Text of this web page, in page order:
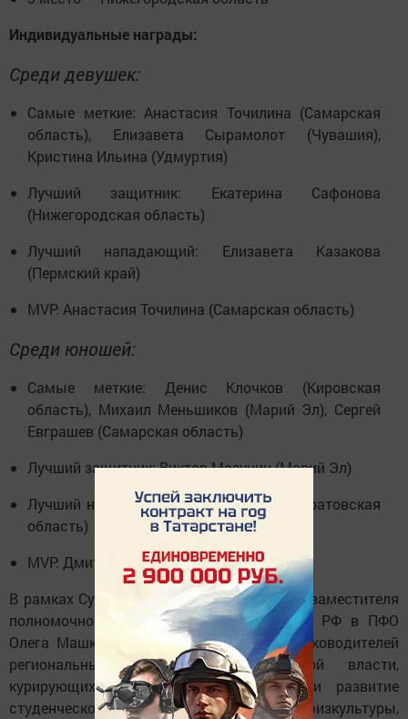
Индивидуальные награды:
Среди девушек:
Самые меткие: Анастасия Точилина (Самарская
область), Елизавета Сырамолот (Чувашия),
Кристина Ильина (Удмуртия)
Лучший защитник: Екатерина Сафонова
(Нижегородская область)
Лучший нападающий: Елизавета Казакова
(Пермский край)
MVP: Анастасия Точилина (Самарская область)
Среди юношей:
Самые меткие: Денис Клочков (Кировская
область), Михаил Меньшиков (Марий Эл), Сергей
Евграшев (Самарская область)
Лучший защитник: Виктор Мазунин (Марий Эл)
Лучший нападающий: Ярослав Бека (Саратовская
область)
MVP: Дмитрий Капаев (Марий Эл)
В рамках Суперфинала под руководством заместителя
полномочного представителя Президента РФ в ПФО
Олега Машковцева прошло совещание руководителей
региональных органов исполнительной власти,
курирующих спорт. Участники обсудили развитие
студенческого спорта, массовой физкультуры,